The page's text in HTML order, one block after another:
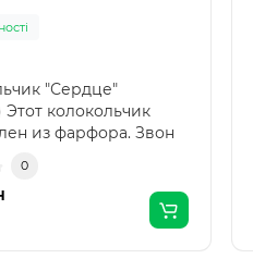
"Сердце"
Этот колокольчик
из фарфора. Звон
0